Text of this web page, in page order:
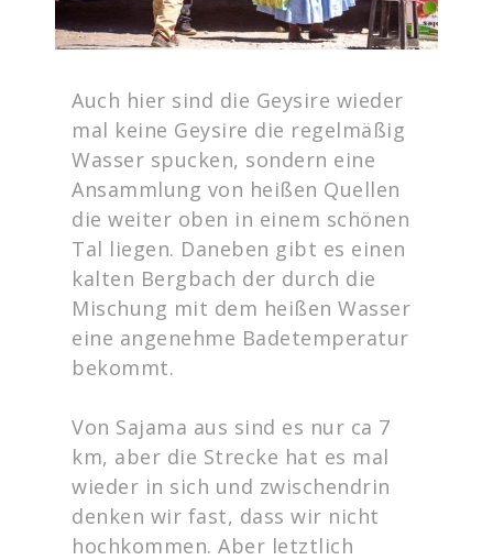
Auch hier sind die Geysire wieder
mal keine Geysire die regelmäßig
Wasser spucken, sondern eine
Ansammlung von heißen Quellen
die weiter oben in einem schönen
Tal liegen. Daneben gibt es einen
kalten Bergbach der durch die
Mischung mit dem heißen Wasser
eine angenehme Badetemperatur
bekommt.
Von Sajama aus sind es nur ca 7
km, aber die Strecke hat es mal
wieder in sich und zwischendrin
denken wir fast, dass wir nicht
hochkommen. Aber letztlich